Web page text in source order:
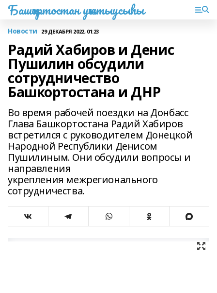
Башҡортостан уҡытыусыһы
Новости 29 ДЕКАБРЯ 2022, 01:23
Радий Хабиров и Денис
Пушилин обсудили
сотрудничество
Башкортостана и ДНР
Во время рабочей поездки на Донбасс
Глава Башкортостана Радий Хабиров
встретился с руководителем Донецкой
Народной Республики Денисом
Пушилиным. Они обсудили вопросы и
направления
укрепления межрегионального
сотрудничества.